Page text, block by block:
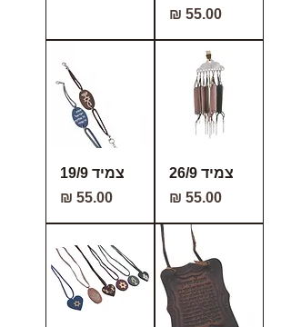
מחיר
צמיד 26/9
מחיר
צמיד 19/9
מחיר